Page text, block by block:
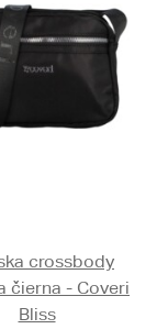
crossbody
čierna - Coveri
Bliss